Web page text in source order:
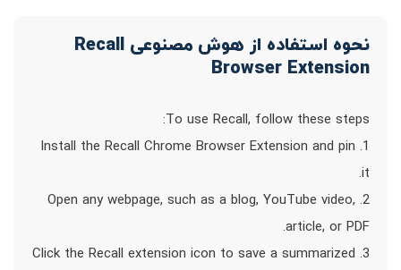
نحوه استفاده از هوش مصنوعی Recall
Browser Extension
To use Recall, follow these steps:
1. Install the Recall Chrome Browser Extension and pin
it.
2. Open any webpage, such as a blog, YouTube video,
article, or PDF.
3. Click the Recall extension icon to save a summarized